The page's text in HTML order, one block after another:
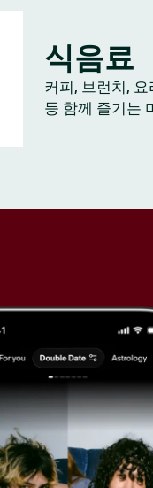
식음료
커피, 브런치,
등 함께 즐기는